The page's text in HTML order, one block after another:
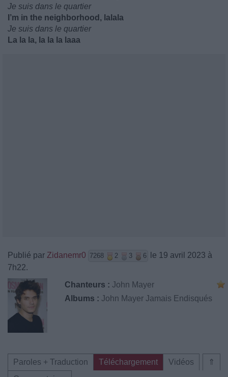
Je suis dans le quartier
I’m in the neighborhood, lalala
Je suis dans le quartier
La la la, la la la laaa
Publié par Zidanemr0 7268 2 3 6
le 19 avril 2023 à
7h22.
Chanteurs : John Mayer
Albums : John Mayer Jamais Endisqués
⇑
Paroles + Traduction Téléchargement
Vidéos